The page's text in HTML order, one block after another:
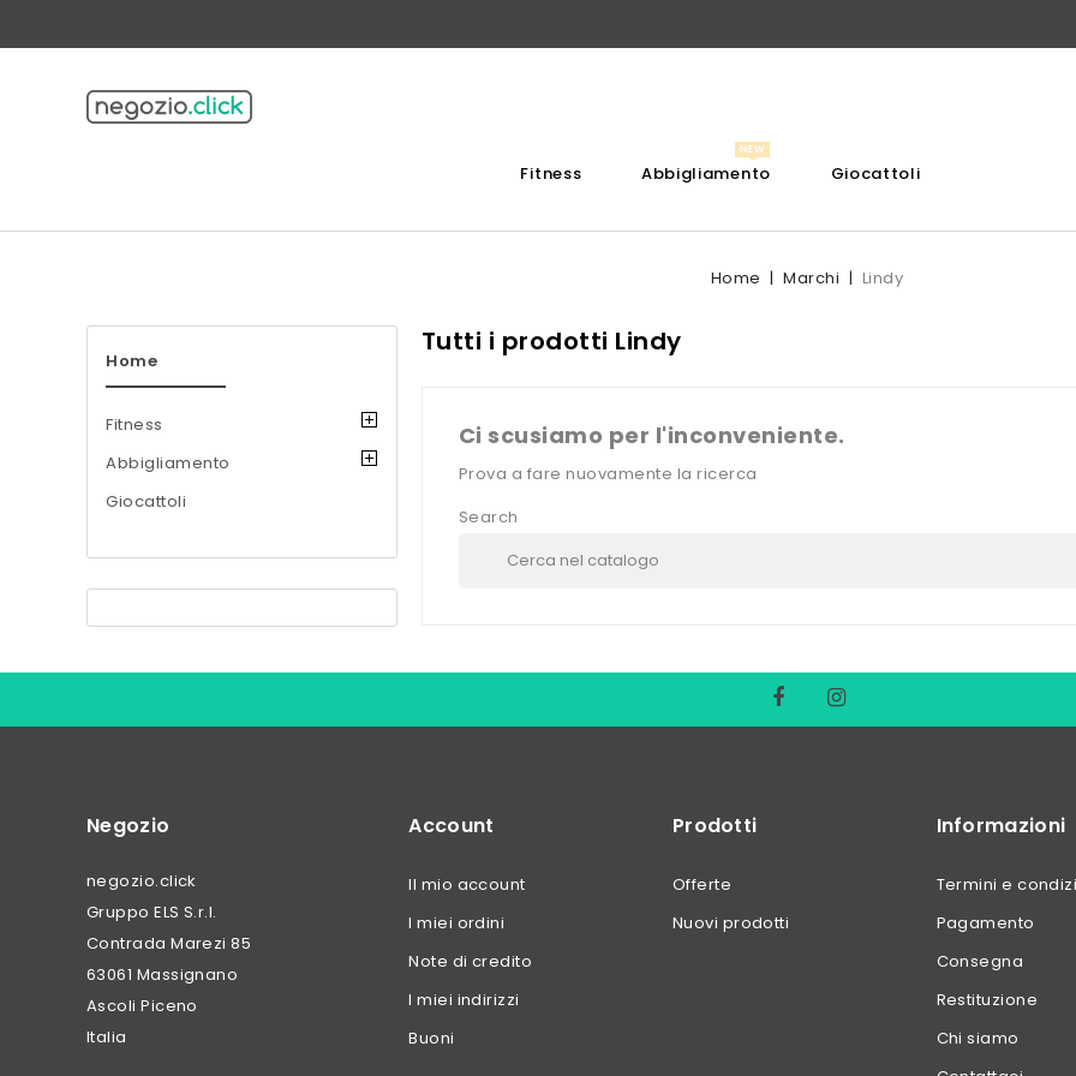
Fitness Abbigliamento Giocattoli
Home Marchi Lindy
Home
Fitness
Abbigliamento
Giocattoli
Tutti i prodotti Lindy
Ci scusiamo per l'inconveniente.
Prova a fare nuovamente la ricerca
Search
Negozio
negozio.click
Gruppo ELS S.r.l.
Contrada Marezi 85
63061 Massignano
Ascoli Piceno
Italia
Account
Il mio account
I miei ordini
Note di credito
I miei indirizzi
Buoni
Prodotti
Offerte
Nuovi prodotti
Informazioni
Termini e
Pagamento
Consegna
Restituzione
Chi siamo